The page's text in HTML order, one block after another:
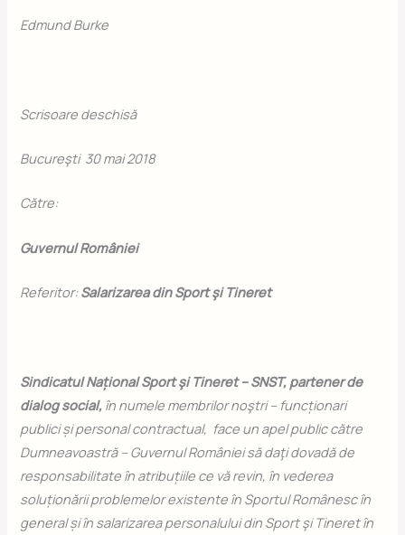
Edmund Burke
Scrisoare deschisă
Bucureşti 30 mai 2018
Către:
Guvernul României
Referitor:Salarizarea din Sport şi Tineret
Sindicatul Național Sport şi Tineret – SNST, partener de
dialog social, în numele membrilor noştri – funcționari
publici și personal contractual, face un apel public către
Dumneavoastră – Guvernul României să daţi dovadă de
responsabilitate în atribuțiile ce vă revin, în vederea
soluționării problemelor existente în Sportul Românesc în
general și în salarizarea personalului din Sport şi Tineret în